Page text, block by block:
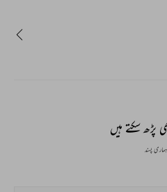
پڑھ سکتے ہیں
ہماری پسند